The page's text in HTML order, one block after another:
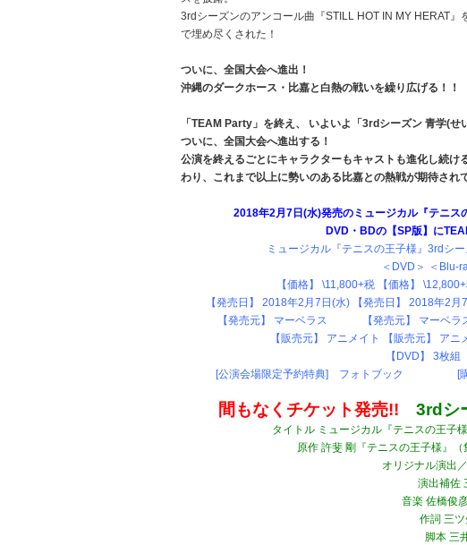
3rdシーズンのアンコール曲『STILL HOT IN MY HERAT
で埋め尽くされた！
ついに、全国大会へ進出！
沖縄のダークホース・比嘉と白熱の戦いを繰り広げる！！
「TEAM Party」を終え、 いよいよ「3rdシーズン 青学(せ
ついに、全国大会へ進出する！
公演を終えるごとにキャラクターもキャストも進化し続
わり、これまで以上に勢いのある比嘉との熱戦が期待され
2018年2月7日(水)発売のミュージカル『テニ
DVD・BDの【SP版】に
ミュージカル『テニスの王子様』3rdシ
＜DVD＞ ＜Blu-
【価格】 \11,800+税 【価格】
【発売日】 2018年2月7日(水) 【発売日】 2018年
【発売元】 マーベラス 【発売元】 マーベラ
【販売元】 アニメイト 【販売元】 ア
【DVD】 3枚組
[公演会場限定予約特典] フォトブック [購入
間もなくチケット発売!! 3rd シ
タイトル ミュージカル『テニスの王子
原作 許斐 剛『テニスの王子様』（
オリジナル演出
演出補佐
音楽 佐橋俊
作詞 三
脚本 三